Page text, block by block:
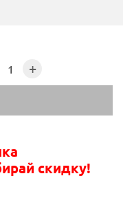
+
скидку!